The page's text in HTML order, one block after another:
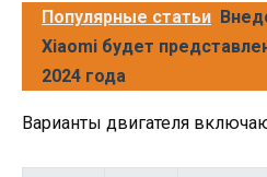
Популярные статьи
Xiaomi будет
2024 года
Варианты двигателя